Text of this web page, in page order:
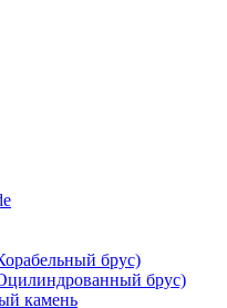
брус)
брус)
камень